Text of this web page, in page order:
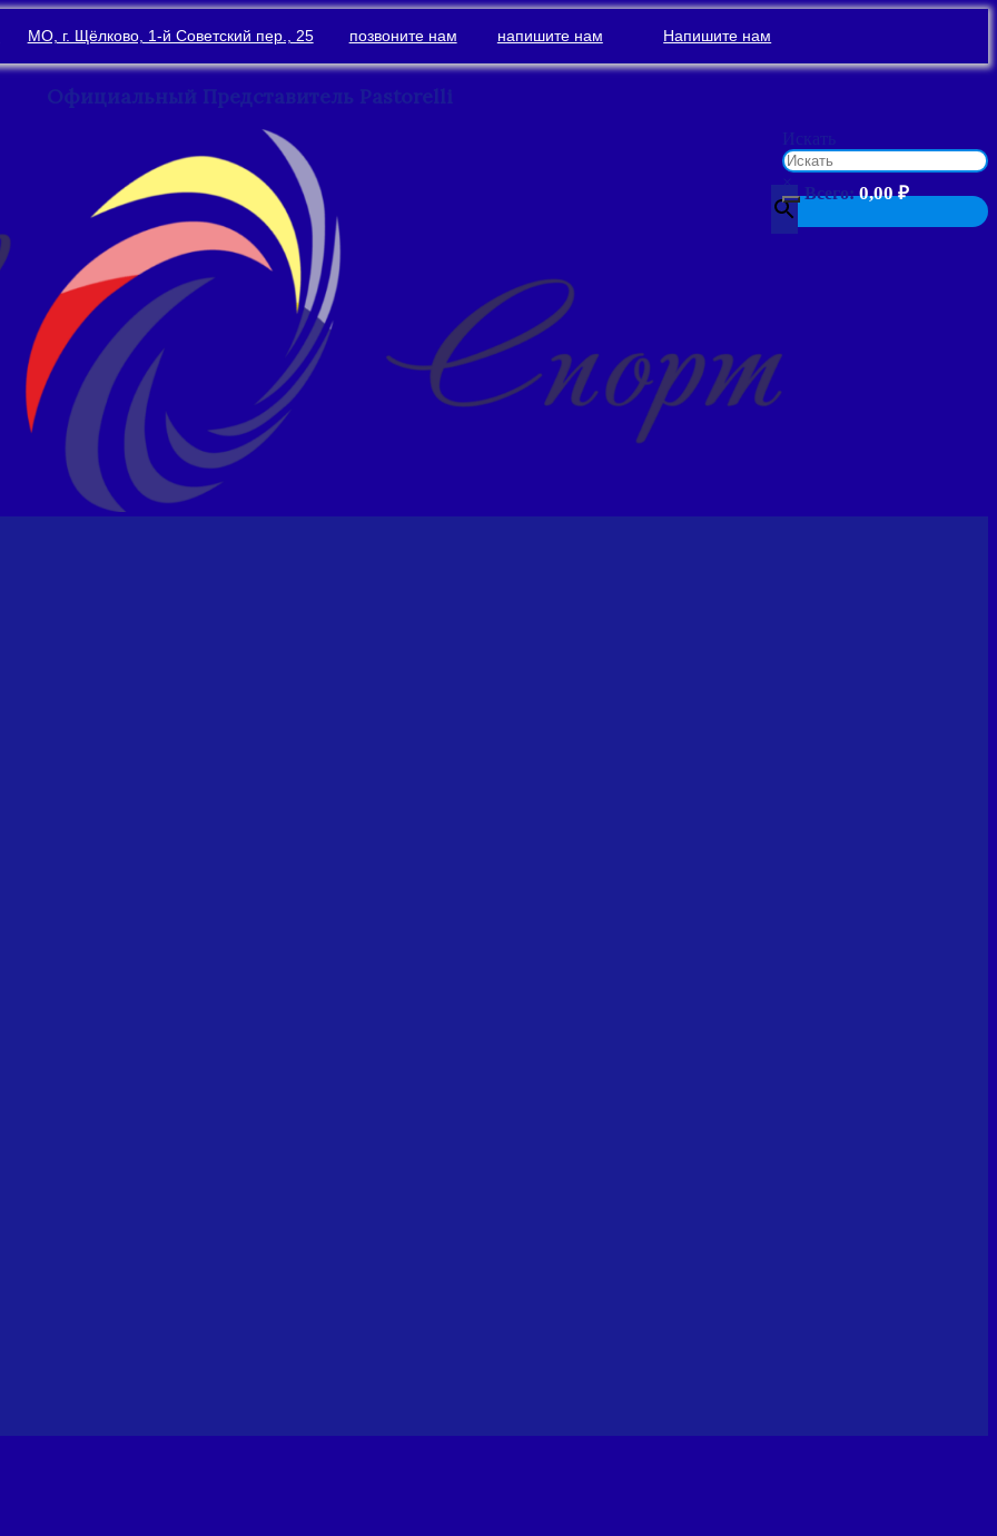
МО, г. Щёлково, 1-й Советский пер., 25 позвоните нам напишите нам Напишите нам
Официальный Представитель Pastorelli
Искать
×
Всего:0,00₽